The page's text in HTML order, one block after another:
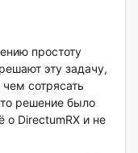
простоту
эту задачу,
сотрясать
решение было
DirectumRX и не